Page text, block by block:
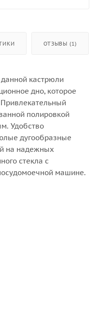
ОТЗЫВЫ (1)
кастрюли
дно, которое
полировкой
Удобство
дугообразные
на надежных
стекла с
машине.